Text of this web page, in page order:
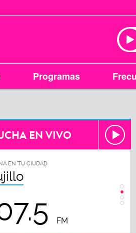
Programas
EN VIVO
EN TU CIUDAD
FM